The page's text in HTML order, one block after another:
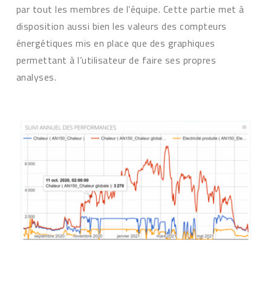
par tout les membres de l’équipe. Cette partie met à
disposition aussi bien les valeurs des compteurs
énergétiques mis en place que des graphiques
permettant à l’utilisateur de faire ses propres
analyses.